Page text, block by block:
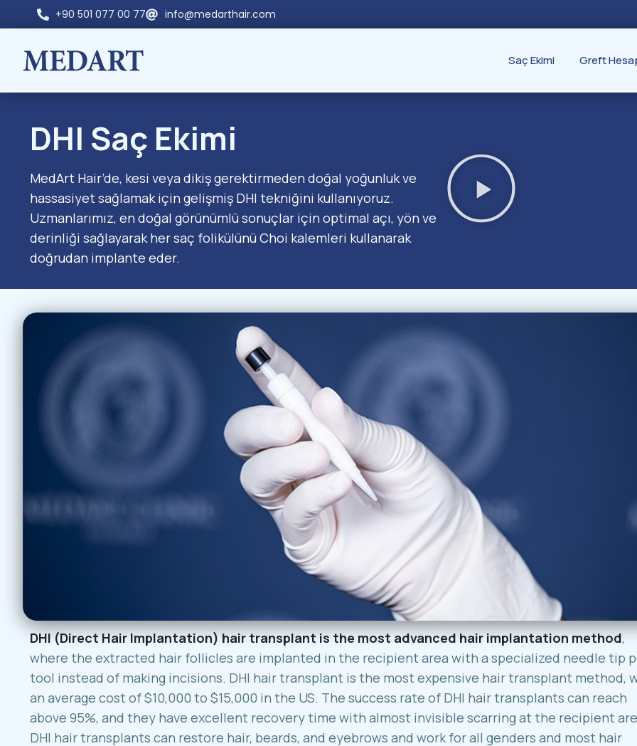
+90 501 077 00 77 info@medarthair.com
Saç Ekimi Greft
DHI Saç Ekimi
MedArt Hair’de, kesi veya dikiş gerektirmeden doğal yoğunluk ve
hassasiyet sağlamak için gelişmiş DHI tekniğini kullanıyoruz.
Uzmanlarımız, en doğal görünümlü sonuçlar için optimal açı, yön ve
derinliği sağlayarak her saç folikülünü Choi kalemleri kullanarak
doğrudan implante eder.
DHI (Direct Hair Implantation) hair transplant is the most advanced hair implantation method,
where the extracted hair follicles are implanted in the recipient area with a specialized needle tip
tool instead of making incisions. DHI hair transplant is the most expensive hair transplant method,
an average cost of $10,000 to $15,000 in the US. The success rate of DHI hair transplants can reach
above 95%, and they have excellent recovery time with almost invisible scarring at the recipient
DHI hair transplants can restore hair, beards, and eyebrows and work for all genders and most hair